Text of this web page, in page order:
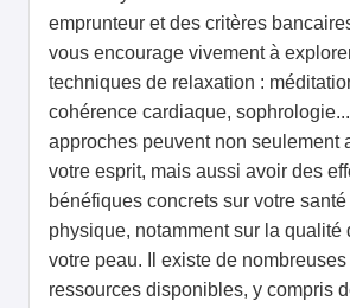
emprunteur et des critères
vous encourage vivement à
techniques de relaxation :
cohérence cardiaque,
approches peuvent non seulement
votre esprit, mais aussi avoir des
bénéfiques concrets sur votre santé
physique, notamment sur la qualité
votre peau. Il existe de nombreuses
ressources disponibles, y compris